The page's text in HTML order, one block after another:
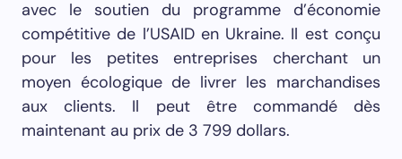
avec le soutien du programme d’économie
compétitive de l’USAID en Ukraine. Il est conçu
pour les petites entreprises cherchant un
moyen écologique de livrer les marchandises
aux clients. Il peut être commandé dès
maintenant au prix de 3 799 dollars.